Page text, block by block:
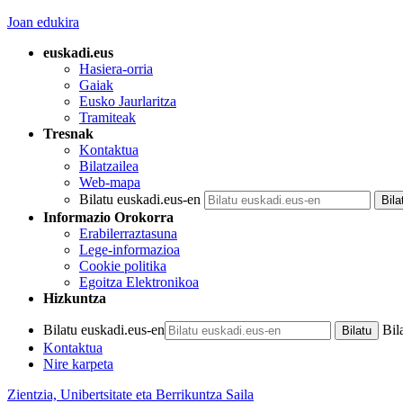
Joan edukira
euskadi.eus
Hasiera-orria
Gaiak
Eusko Jaurlaritza
Tramiteak
Tresnak
Kontaktua
Bilatzailea
Web-mapa
Bilatu euskadi.eus-en
Informazio Orokorra
Erabilerraztasuna
Lege-informazioa
Cookie politika
Egoitza Elektronikoa
Hizkuntza
Bilatu euskadi.eus-en
Kontaktua
Nire karpeta
Zientzia, Unibertsitate eta Berrikuntza Saila